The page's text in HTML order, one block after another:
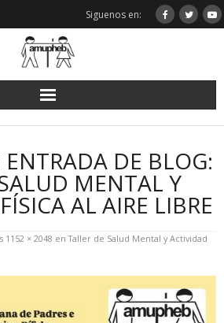
Siguenos en:
DE BLOG:
MENTAL Y
AL AIRE LIBRE
1152 × 2048 enTaller de Salud Mental y Actividad